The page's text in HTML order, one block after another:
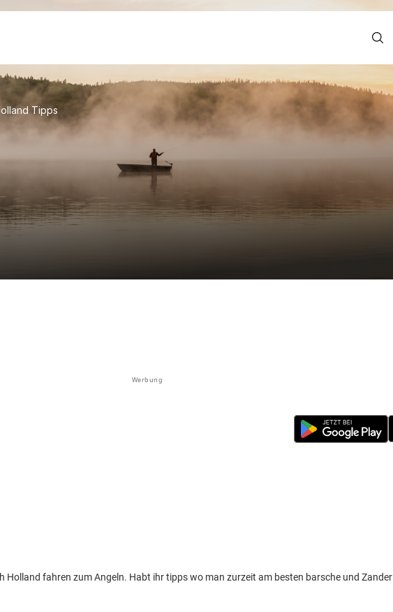
Tipps
Werbung
Holland fahren zum Angeln. Habt ihr tipps wo man zurzeit am besten barsche und Zander